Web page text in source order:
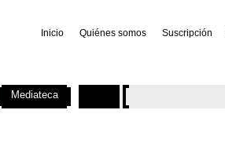
Inicio Quiénes somos Suscripción
Mediateca